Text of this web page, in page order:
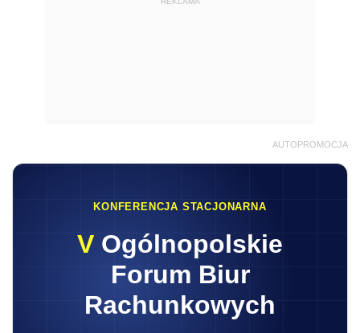
AUTOPROMOCJA
KONFERENCJA STACJONARNA
V Ogólnopolskie
Forum Biur
Rachunkowych